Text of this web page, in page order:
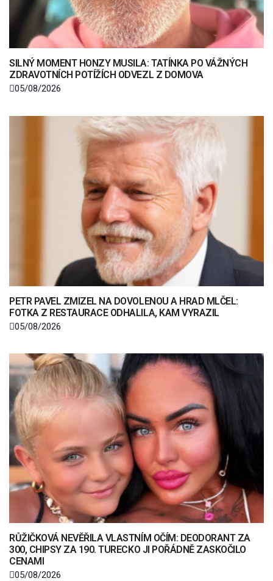
SILNÝ MOMENT HONZY MUSILA: TATÍNKA PO VÁŽNÝCH
ZDRAVOTNÍCH POTÍŽÍCH ODVEZL Z DOMOVA
05/08/2026
PETR PAVEL ZMIZEL NA DOVOLENOU A HRAD MLČEL:
FOTKA Z RESTAURACE ODHALILA, KAM VYRAZIL
05/08/2026
RŮŽIČKOVÁ NEVĚŘILA VLASTNÍM OČÍM: DEODORANT ZA
300, CHIPSY ZA 190. TURECKO JI POŘÁDNĚ ZASKOČILO
CENAMI
05/08/2026